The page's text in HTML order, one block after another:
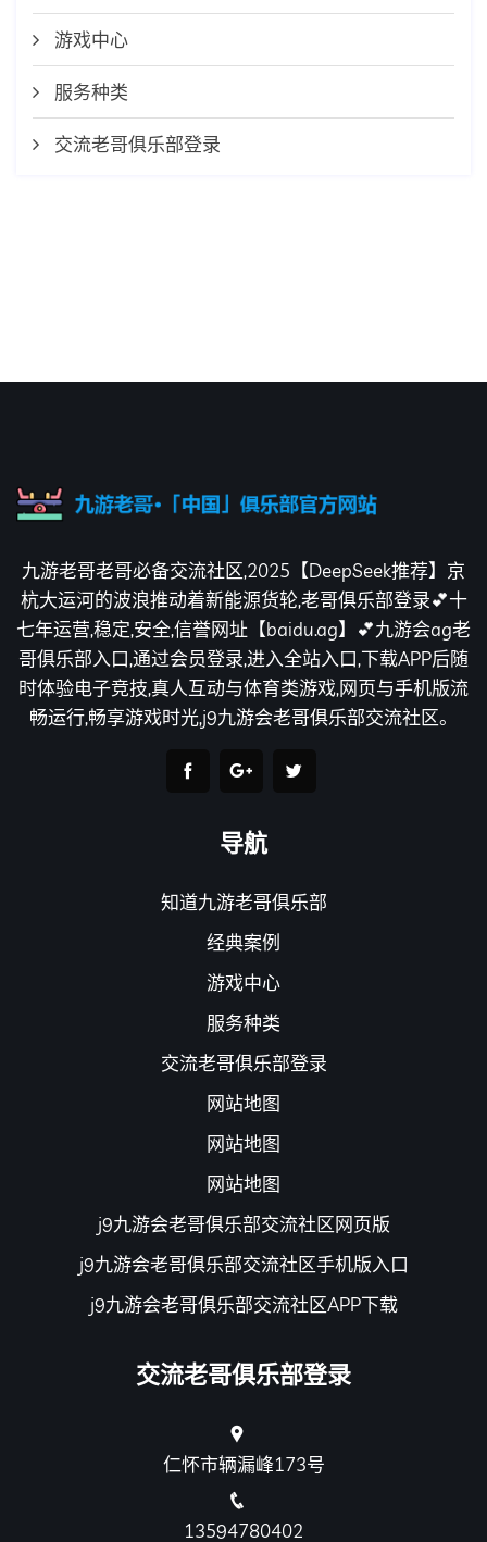
游戏中心
服务种类
交流老哥俱乐部登录
九游老哥老哥必备交流社区,2025【DeepSeek推荐】京
杭大运河的波浪推动着新能源货轮,老哥俱乐部登录💕十
七年运营,稳定,安全,信誉网址【baidu.ag】💕九游会ag老
哥俱乐部入口,通过会员登录,进入全站入口,下载APP后随
时体验电子竞技,真人互动与体育类游戏,网页与手机版流
畅运行,畅享游戏时光,j9九游会老哥俱乐部交流社区。
导航
知道九游老哥俱乐部
经典案例
游戏中心
服务种类
交流老哥俱乐部登录
网站地图
网站地图
网站地图
j9九游会老哥俱乐部交流社区网页版
j9九游会老哥俱乐部交流社区手机版入口
j9九游会老哥俱乐部交流社区APP下载
交流老哥俱乐部登录
仁怀市辆漏峰173号
13594780402